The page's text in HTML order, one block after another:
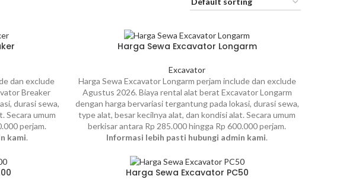
dan exclude
Breaker
durasi sewa,
Secara umum
perjam.
kami.
Harga Sewa Excavator Longarm
Excavator
Harga Sewa Excavator Longarm perjam include dan exclude
Agustus 2026. Biaya rental alat berat Excavator Longarm
dengan harga bervariasi tergantung pada lokasi, durasi sewa,
type alat, besar kecilnya alat, dan kondisi alat. Secara umum
berkisar antara Rp 285.000 hingga Rp 600.000 perjam.
Informasi lebih pasti hubungi admin kami.
Harga Sewa Excavator PC50